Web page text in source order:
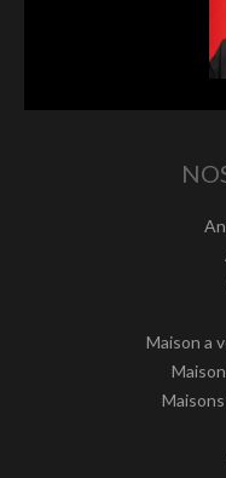
Maison a